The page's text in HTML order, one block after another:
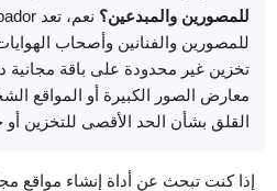
للمصورين والمبدعين؟
للمصورين والفنانين وأصحاب
تخزين غير محدودة على باقة مجانية
معارض الصور الكبيرة أو المواقع
القلق بشأن الحد الأقصى للتخزين أو
إذا كنت تبحث عن أداة إنشاء مواقع